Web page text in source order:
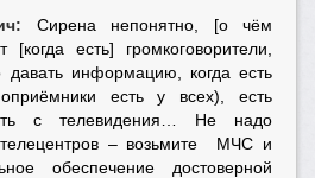
Сирена непонятно, [о чём
[когда есть] громкоговорители,
информацию, когда есть
есть у всех), есть
с телевидения… Не надо
телецентров – возьмите МЧС и
обеспечение достоверной